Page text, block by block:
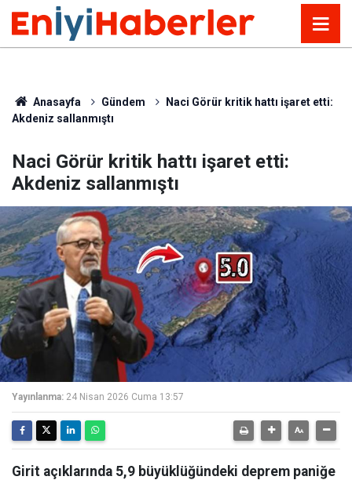
Anasayfa Gündem
Naci Görür kritik hattı işaret etti:
Akdeniz sallanmıştı
Naci Görür kritik hattı işaret etti:
Akdeniz sallanmıştı
Yayınlanma: 24 Nisan 2026 Cuma 13:57
Girit açıklarında 5,9 büyüklüğündeki deprem paniğe